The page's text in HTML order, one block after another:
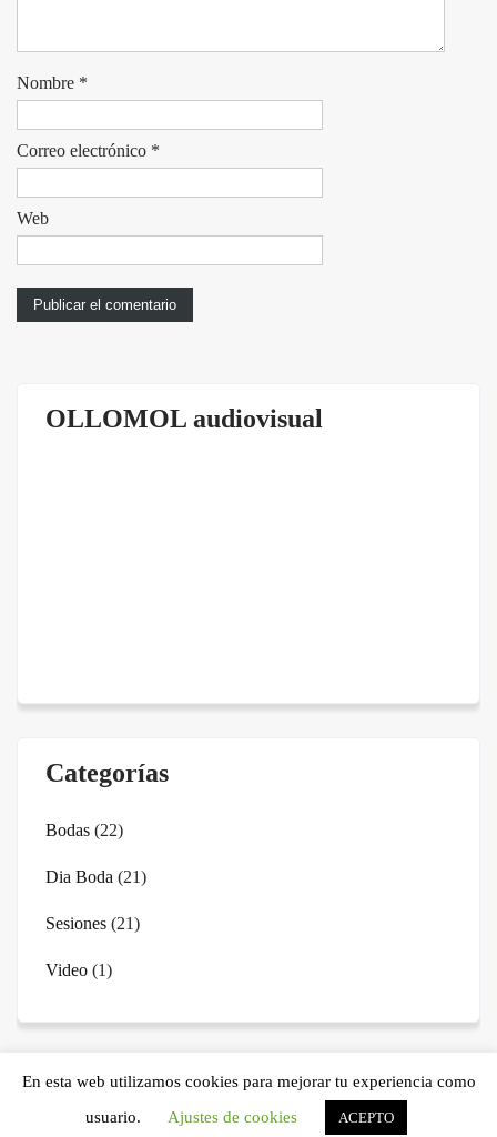
Nombre *
Correo electrónico *
Web
OLLOMOL audiovisual
Categorías
Bodas (22)
Dia Boda (21)
Sesiones (21)
Video (1)
ollomol audiovisual Theme By SKT Themes
En esta web utilizamos cookies para mejorar tu experiencia como
usuario.
Ajustes de cookies ACEPTO